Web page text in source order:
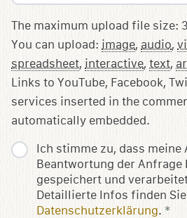
Ich stimme zu, dass meine
Beantwortung der
gespeichert und
Detaillierte Infos finden
Datenschutzerklärung. *
The maximum upload file size:
You can upload: image, audio,
spreadsheet, interactive, text,
Links to YouTube, Facebook,
services inserted in the
automatically embedded.